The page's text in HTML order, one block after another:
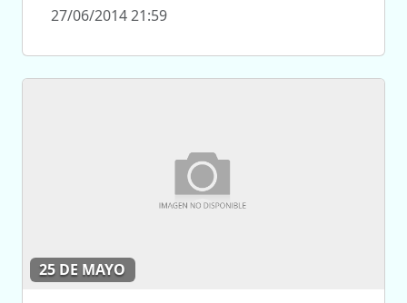
27/06/2014 21:59
25 DE MAYO